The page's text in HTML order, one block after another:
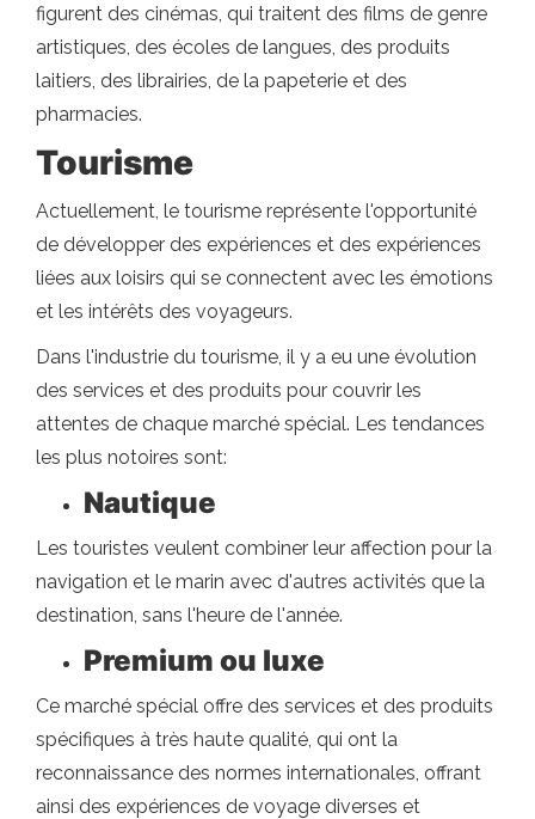
figurent des cinémas, qui traitent des films de genre
artistiques, des écoles de langues, des produits
laitiers, des librairies, de la papeterie et des
pharmacies.
Tourisme
Actuellement, le tourisme représente l'opportunité
de développer des expériences et des expériences
liées aux loisirs qui se connectent avec les émotions
et les intérêts des voyageurs.
Dans l'industrie du tourisme, il y a eu une évolution
des services et des produits pour couvrir les
attentes de chaque marché spécial. Les tendances
les plus notoires sont:
Nautique
Les touristes veulent combiner leur affection pour la
navigation et le marin avec d'autres activités que la
destination, sans l'heure de l'année.
Premium ou luxe
Ce marché spécial offre des services et des produits
spécifiques à très haute qualité, qui ont la
reconnaissance des normes internationales, offrant
ainsi des expériences de voyage diverses et